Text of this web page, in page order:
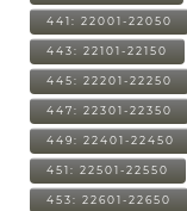
441: 22001-22050
443: 22101-22150
445: 22201-22250
447: 22301-22350
449: 22401-22450
451: 22501-22550
453: 22601-22650